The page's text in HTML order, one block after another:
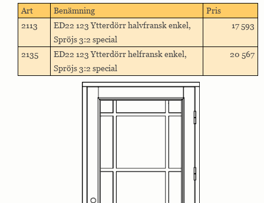
Art Benämning
Pris
2113
ED22 123 Ytterdörr halvfransk enkel,
Spröjs 3:2 special
17 593
2135
ED22 123 Ytterdörr helfransk enkel,
Spröjs 3:2 special
20 567